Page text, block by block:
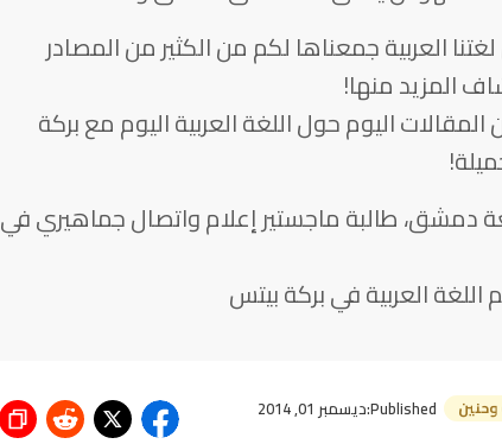
العربية جمعناها لكم من الكثير من المصادر
المزيد منها!
اليوم حول اللغة العربية اليوم مع بركة
دمشق، طالبة ماجستير إعلام واتصال جماهيري في
العربية في بركة بيتس
وحنين Published:ديسمبر 01, 2014